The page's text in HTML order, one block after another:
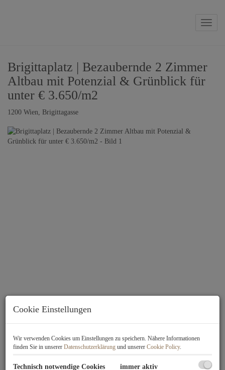
Brigittaplatz | Bezaubernde 2 Zimmer
Altbau mit Potenzial & Grünblick für
unter € 3.650/m2
1200 Wien, Brigittagasse
Cookie Einstellungen
Wir verwenden Cookies um Einstellungen zu speichern. Nähere Informationen
finden Sie in unserer Datenschutzerklärung und unserer Cookie Policy.
Technisch notwendige Cookies immer aktiv